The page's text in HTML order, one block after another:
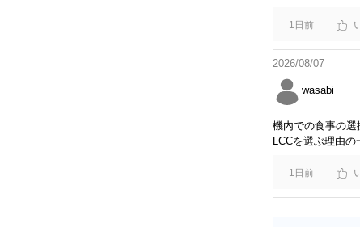
1日前
2026/08/07
wasabi
機内での食事の選
LCCを選ぶ理由の
1日前